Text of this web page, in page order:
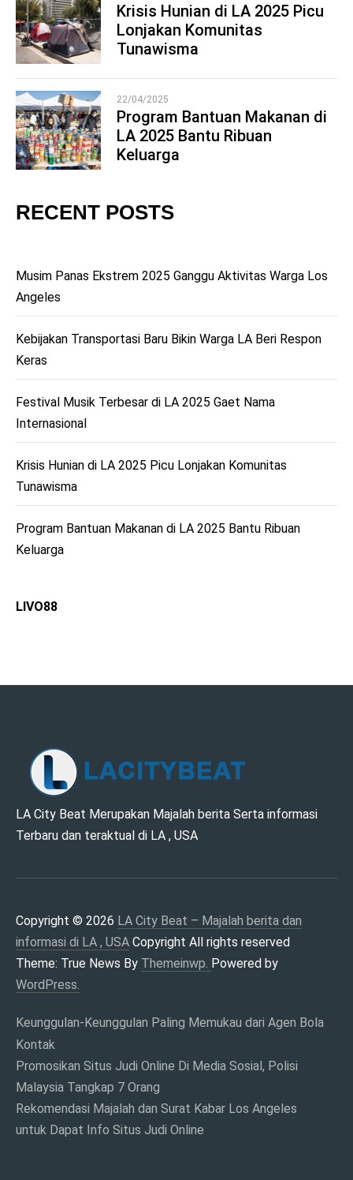
4
Krisis Hunian di LA 2025 Picu
Lonjakan Komunitas
Tunawisma
5
22/04/2025
Program Bantuan Makanan di
LA 2025 Bantu Ribuan
Keluarga
RECENT POSTS
Musim Panas Ekstrem 2025 Ganggu Aktivitas Warga Los
Angeles
Kebijakan Transportasi Baru Bikin Warga LA Beri Respon
Keras
Festival Musik Terbesar di LA 2025 Gaet Nama
Internasional
Krisis Hunian di LA 2025 Picu Lonjakan Komunitas
Tunawisma
Program Bantuan Makanan di LA 2025 Bantu Ribuan
Keluarga
LIVO88
LA CITY BEAT –
DAN INFORMASI DI
LA , USA
LA City Beat Merupakan Majalah berita Serta informasi
Terbaru dan teraktual di LA , USA
Copyright © 2026 LA City Beat – Majalah berita dan
informasi di LA , USA Copyright All rights reserved
Theme: True News By Themeinwp. Powered by
WordPress.
Keunggulan-Keunggulan Paling Memukau dari Agen Bola
Kontak
Promosikan Situs Judi Online Di Media Sosial, Polisi
Malaysia Tangkap 7 Orang
Rekomendasi Majalah dan Surat Kabar Los Angeles
untuk Dapat Info Situs Judi Online